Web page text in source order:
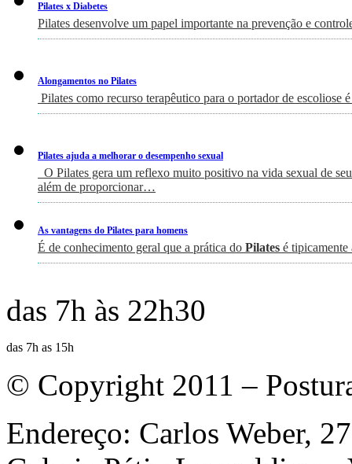
Pilates x Diabetes
Pilates desenvolve um papel importante na prevenção e
Alongamentos no Pilates
Pilates como recurso terapêutico para o portador de
Pilates ajuda a melhorar o desempenho sexual
O Pilates gera um reflexo muito positivo na vida sexual de
além de proporcionar…
As vantagens do Pilates para homens
É de conhecimento geral que a prática do Pilates é
das 7h às 22h30
das 7h as 15h
© Copyright 2011 –
Endereço: Carlos Weber,